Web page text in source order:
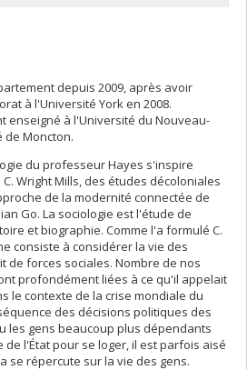
depuis 2009, après avoir
à l'Université York en 2008.
enseigné à l'Université du Nouveau-
de Moncton.
du professeur Hayes s'inspire
Wright Mills, des études décoloniales
de la modernité connectée de
Go. La sociologie est l'étude de
et biographie. Comme l'a formulé C.
consiste à considérer la vie des
de forces sociales. Nombre de nos
profondément liées à ce qu'il appelait
le contexte de la crise mondiale du
des décisions politiques des
les gens beaucoup plus dépendants
l'État pour se loger, il est parfois aisé
se répercute sur la vie des gens.